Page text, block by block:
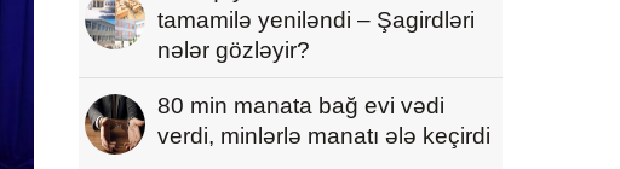
tamamilə yeniləndi – Şagirdləri
nələr gözləyir?
80 min manata bağ evi vədi
verdi, minlərlə manatı ələ keçirdi